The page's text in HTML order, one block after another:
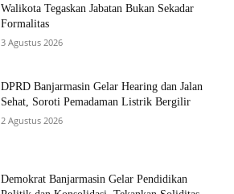
Walikota Tegaskan Jabatan Bukan Sekadar
Formalitas
3 Agustus 2026
DPRD Banjarmasin Gelar Hearing dan Jalan
Sehat, Soroti Pemadaman Listrik Bergilir
2 Agustus 2026
Demokrat Banjarmasin Gelar Pendidikan